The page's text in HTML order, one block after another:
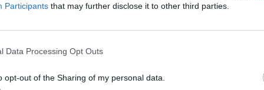
Participants that may further disclose it to other third parties.
Data Processing Opt Outs
opt-out of the Sharing of my personal data.